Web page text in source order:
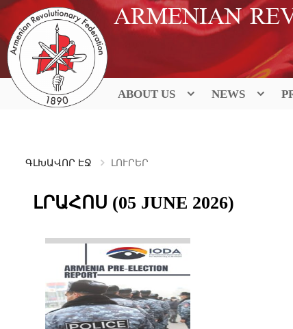
Skip
content
ARMENIAN
ABOUT US NEWS
ԳԼԽԱՎՈՐ ԷՋ ԼՈՒՐԵՐ
ԼՐԱՀՈՍ (05 JUNE 2026)